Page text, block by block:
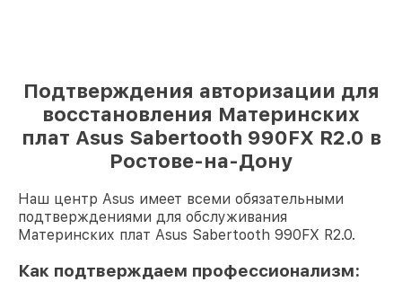
Подтверждения авторизации для
восстановления Материнских
плат Asus Sabertooth 990FX R2.0 в
Ростове-на-Дону
Наш центр Asus имеет всеми обязательными
подтверждениями для обслуживания
Материнских плат Asus Sabertooth 990FX R2.0.
Как подтверждаем профессионализм: